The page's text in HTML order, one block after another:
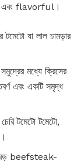
এবং flavorful।
যা লাল চামড়ার
মধ্যে ক্রিসের
এবং একটি সমৃদ্ধ
টমেটো টমেটো,
বড় beefsteak-